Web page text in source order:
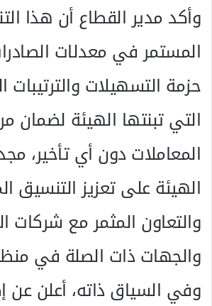
وأكد مدير القطاع أن هذا
المستمر في معدلات
حزمة التسهيلات والترتيبات
التي تبنتها الهيئة لضمان
المعاملات دون أي تأخير،
الهيئة على تعزيز التنسيق
والتعاون المثمر مع شركات
والجهات ذات الصلة في
وفي السياق ذاته، أعلن عن